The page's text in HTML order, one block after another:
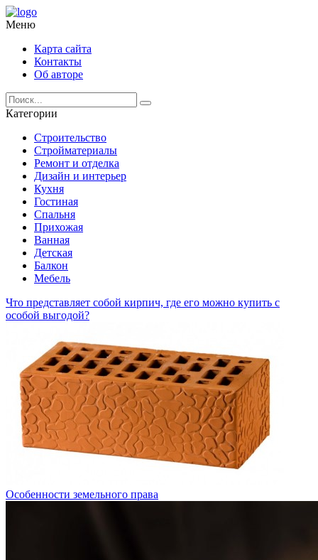
Меню
Карта сайта
Контакты
Об авторе
Категории
Строительство
Стройматериалы
Ремонт и отделка
Дизайн и интерьер
Кухня
Гостиная
Спальня
Прихожая
Ванная
Детская
Балкон
Мебель
Что представляет собой кирпич, где его можно купить с
особой выгодой?
Особенности земельного права